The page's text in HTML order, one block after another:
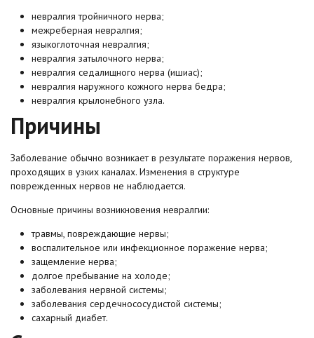
невралгия тройничного нерва;
межреберная невралгия;
языкоглоточная невралгия;
невралгия затылочного нерва;
невралгия седалищного нерва (ишиас);
невралгия наружного кожного нерва бедра;
невралгия крылонебного узла.
Причины
Заболевание обычно возникает в результате поражения нервов,
проходящих в узких каналах. Изменения в структуре
поврежденных нервов не наблюдается.
Основные причины возникновения невралгии:
травмы, повреждающие нервы;
воспалительное или инфекционное поражение нерва;
защемление нерва;
долгое пребывание на холоде;
заболевания нервной системы;
заболевания сердечнососудистой системы;
сахарный диабет.